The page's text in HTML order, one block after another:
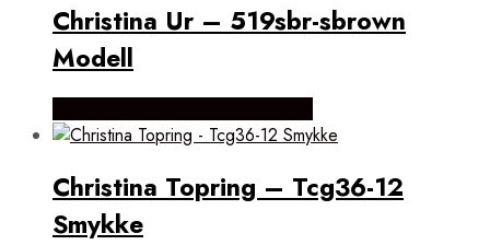
Christina Ur – 519sbr-sbrown
Modell
Christina Topring – Tcg36-12
Smykke